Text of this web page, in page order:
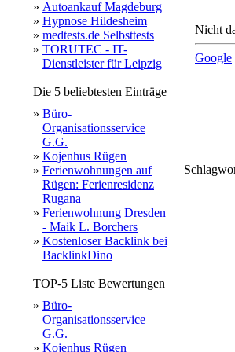
» Autoankauf Magdeburg
» Hypnose Hildesheim
» medtests.de Selbsttests
» TORUTEC - IT-
Dienstleister für Leipzig
Die 5 beliebtesten Einträge
» Büro-
Organisationsservice
G.G.
» Kojenhus Rügen
» Ferienwohnungen auf
Rügen: Ferienresidenz
Rugana
» Ferienwohnung Dresden
- Maik L. Borchers
» Kostenloser Backlink bei
BacklinkDino
TOP-5 Liste Bewertungen
» Büro-
Organisationsservice
G.G.
» Kojenhus Rügen
Nicht
Google